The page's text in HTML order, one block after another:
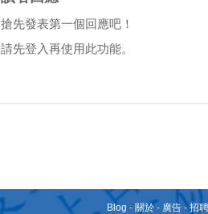
搶先發表第一個回應吧！
請先登入再使用此功能。
Blog - 關於 - 廣告 -招